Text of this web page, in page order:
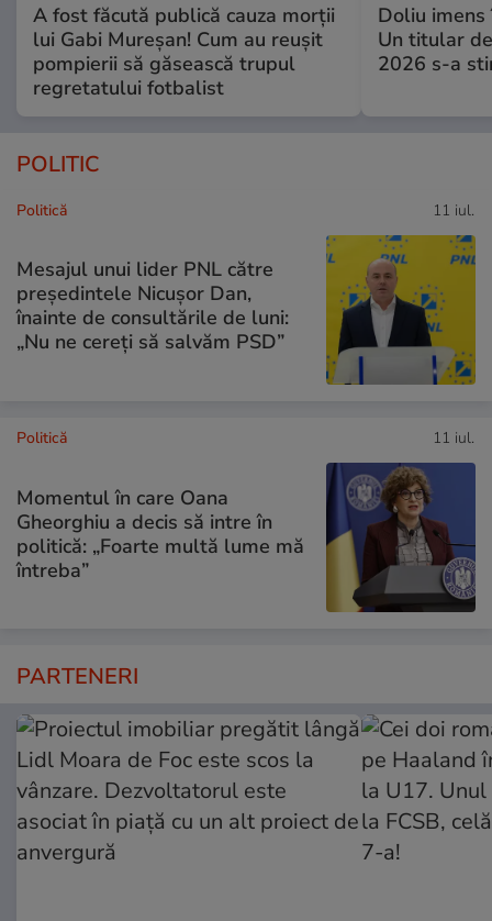
A fost făcută publică cauza morții
lui Gabi Mureșan! Cum au reușit
pompierii să găsească trupul
regretatului fotbalist
Doliu
Un titular
2026 s-a
POLITIC
Politică 11 iul.
Mesajul unui lider PNL către
președintele Nicușor Dan,
înainte de consultările de luni:
„Nu ne cereți să salvăm PSD”
Politică 11 iul.
Momentul în care Oana
Gheorghiu a decis să intre în
politică: „Foarte multă lume mă
întreba”
PARTENERI